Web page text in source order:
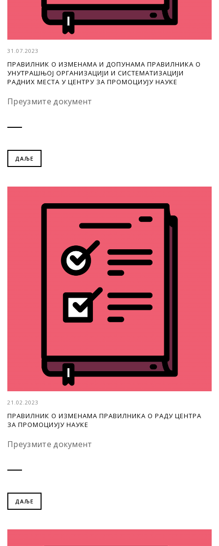
31.07.2023
ПРАВИЛНИК О ИЗМЕНАМА И ДОПУНАМА ПРАВИЛНИКА О
УНУТРАШЊОЈ ОРГАНИЗАЦИЈИ И СИСТЕМАТИЗАЦИЈИ
РАДНИХ МЕСТА У ЦЕНТРУ ЗА ПРОМОЦИУЈУ НАУКЕ
Преузмите документ
ДАЉЕ
21.02.2023
ПРАВИЛНИК О ИЗМЕНАМА ПРАВИЛНИКА О РАДУ ЦЕНТРА
ЗА ПРОМОЦИУЈУ НАУКЕ
Преузмите документ
ДАЉЕ